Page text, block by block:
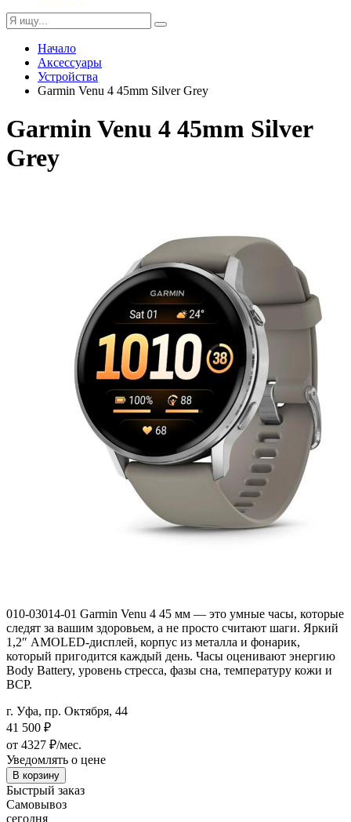
Начало
Аксессуары
Устройства
Garmin Venu 4 45mm Silver Grey
Garmin Venu 4 45mm Silver
Grey
010-03014-01 Garmin Venu 4 45 мм — это умные часы, которые
следят за вашим здоровьем, а не просто считают шаги. Яркий
1,2″ AMOLED-дисплей, корпус из металла и фонарик,
который пригодится каждый день. Часы оценивают энергию
Body Battery, уровень стресса, фазы сна, температуру кожи и
ВСР.
г. Уфа, пр. Октября, 44
41 500 ₽
от 4327 ₽/мес.
Уведомлять о цене
В корзину
Быстрый заказ
Самовывоз
сегодня